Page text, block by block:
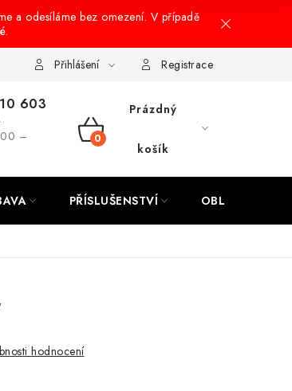
a odesíláme bez omezení. V případě
údajů Návody na montáž
Přihlášení Registrace
603
–
NÁKUPNÍ
Prázdný
košík
PŘÍSLUŠENSTVÍ OBLEČENÍ
hodnocení